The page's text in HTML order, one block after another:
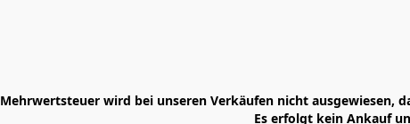
Mehrwertsteuer wird bei unseren Verkäufen nicht ausgewiesen,